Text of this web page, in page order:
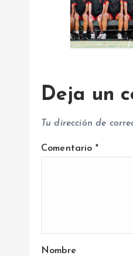
a
d
a
Deja un
Tu dirección de
Comentario *
Nombre